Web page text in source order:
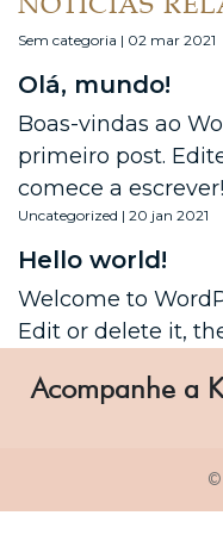
Sem categoria | 02 mar 2021
Olá, mundo!
Boas-vindas ao
primeiro post.
comece a escrever!
Uncategorized | 20 jan 2021
Hello world!
Welcome to
Edit or delete it,
Acompanhe a
©